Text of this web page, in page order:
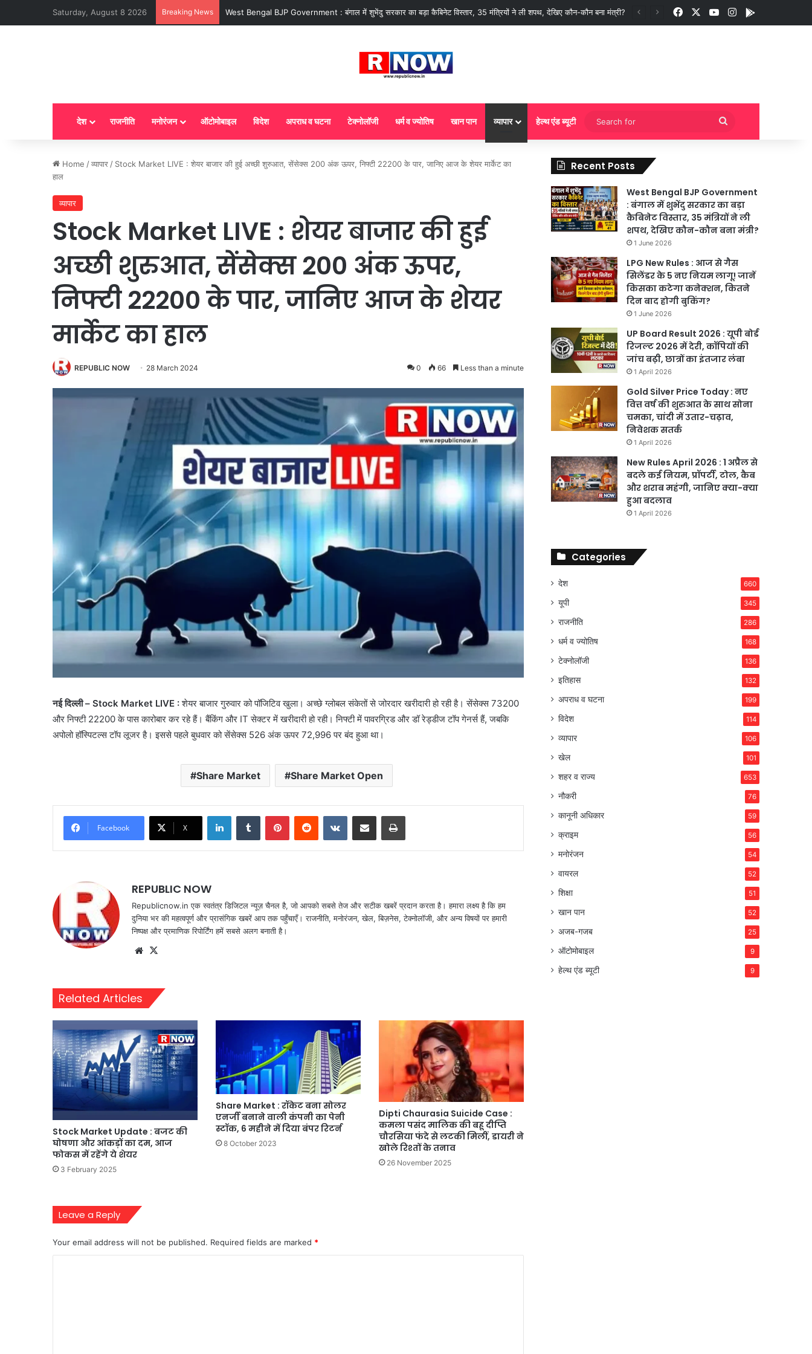
Saturday, August 8 2026 Breaking News LPG New Rules : आज से गैस सिलेंडर के 5 नए नियम लागू! जानें किसका कटेगा कनेक्शन, कितने दिन बाद होगी बुकिंग? FacebookYouTubeInstagram
देश राजनीति मनोरंजन ऑटोमोबाइल विदेश अपराध व घटना टेक्नोलॉजी धर्म व ज्योतिष खान पान व्यापार हेल्थ एंड ब्यूटी
Search
for
Home /व्यापार / Stock Market LIVE : शेयर बाजार की हुई अच्छी शुरुआत, सेंसेक्स 200 अंक ऊपर, निफ्टी 22200 के पार, जानिए आज के शेयर मार्केट का
हाल
व्यापार
Stock Market LIVE : शेयर बाजार की हुई
अच्छी शुरुआत, सेंसेक्स 200 अंक ऊपर,
निफ्टी 22200 के पार, जानिए आज के शेयर
मार्केट का हाल
REPUBLIC NOW 28 March 2024 0 66 Less than a minute
नई दिल्ली – Stock Market LIVE :शेयर बाजार गुरुवार को पॉजिटिव खुला। अच्छे ग्लोबल संकेतों से जोरदार खरीदारी हो रही है। सेंसेक्स 73200
और निफ्टी 22200 के पास कारोबार कर रहे हैं। बैंकिंग और IT सेक्टर में खरीदारी हो रही। निफ्टी में पावरग्रिड और डॉ रेड्डीज टॉप गेनर्स हैं, जबकि
अपोलो हॉस्पिटल्स टॉप लूजर है। इससे पहले बुधवार को सेंसेक्स 526 अंक ऊपर 72,996 पर बंद हुआ था।
Share Market Share Market Open
Facebook X
LinkedInTumblr PinterestReddit VKontakteShare via Email Print
REPUBLIC NOW
Republicnow.in एक स्वतंत्र डिजिटल न्यूज़ चैनल है, जो आपको सबसे तेज और सटीक खबरें प्रदान करता है। हमारा लक्ष्य है कि हम
दुनिया भर की महत्वपूर्ण और प्रासंगिक खबरें आप तक पहुँचाएँ। राजनीति, मनोरंजन, खेल, बिज़नेस, टेक्नोलॉजी, और अन्य विषयों पर हमारी
निष्पक्ष और प्रमाणिक रिपोर्टिंग हमें सबसे अलग बनाती है।
Website
Related Articles
Stock Market Update : बजट की
घोषणा और आंकड़ों का दम, आज
फोकस में रहेंगे ये शेयर
3 February 2025
Share Market : रॉकेट बना सोलर
एनर्जी बनाने वाली कंपनी का पेनी
स्टॉक, 6 महीने में दिया बंपर रिटर्न
8 October 2023
Dipti Chaurasia Suicide Case :
कमला पसंद मालिक की बहू दीप्ति
चौरसिया फंदे से लटकी मिलीं, डायरी ने
खोले रिश्तों के तनाव
26 November 2025
Leave a Reply
Your email address will not be published. Required fields are marked *
Recent Posts
West Bengal BJP Government
: बंगाल में शुभेंदु सरकार का बड़ा
कैबिनेट विस्तार, 35 मंत्रियों ने ली
शपथ, देखिए कौन-कौन बना मंत्री?
1 June 2026
LPG New Rules : आज से गैस
सिलेंडर के 5 नए नियम लागू! जानें
किसका कटेगा कनेक्शन, कितने
दिन बाद होगी बुकिंग?
1 June 2026
UP Board Result 2026 : यूपी बोर्ड
रिजल्ट 2026 में देरी, कॉपियों की
जांच बढ़ी, छात्रों का इंतजार लंबा
1 April 2026
Gold Silver Price Today : नए
वित्त वर्ष की शुरुआत के साथ सोना
चमका, चांदी में उतार-चढ़ाव,
निवेशक सतर्क
1 April 2026
New Rules April 2026 : 1 अप्रैल से
बदले कई नियम, प्रॉपर्टी, टोल, कैब
और शराब महंगी, जानिए क्या-क्या
हुआ बदलाव
1 April 2026
Categories
देश 660
यूपी 345
राजनीति 286
धर्म व ज्योतिष 168
टेक्नोलॉजी 136
इतिहास 132
अपराध व घटना 199
विदेश 114
व्यापार 106
खेल 101
शहर व राज्य 653
नौकरी 76
कानूनी अधिकार 59
क्राइम 56
मनोरंजन 54
वायरल 52
शिक्षा 51
खान पान 52
अजब-गजब 25
ऑटोमोबाइल 9
हेल्थ एंड ब्यूटी 9